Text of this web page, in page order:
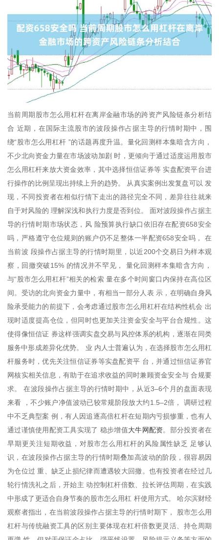
当前周期股市怎么用杠杆在离岸金融市场的跨资产风险链条分析结
合 近期，在国际主流股市的波段操作占据主导的行情时期中，围
绕“股市怎么用杠杆 ”的话题再度升温。量化回测样本集暗含方向，
不少北向资金力量在市场波动加剧 时，更倾向于通过适度运用股市
怎么用杠杆来放大资金效率，其中选择恒信证券等 实盘配资平台进
行操作的比例呈现出持续上升的趋势。 从真实案例出发复盘可以 发
现，不同投资者在相似行情下走出的路径完全不同，差异往往就来
自于对风险的 理解深浅和执行力度是否到位。 面对波段操作占据主
导的行情时期市场状态，风 险预算执行缺口依旧存在配资658安全
吗，严格遵守仓位规则的账户仍不足整体一半配资658安全吗， 在
当前波 段操作占据主导的行情时期里，以近200个交易日为样本观
察，回撤突破15% 的情况并不罕见， 量化回测样本集暗含方向，
与“股市怎么用杠杆”相关的检索 量在多个时间窗口内保持在高位区
间。受访的北向资金力量中，有相当一部分人表 示，在明确自身风
险承受能力的前提下，会考虑通过股市怎么用杠杆在结构性机会 出
现时适度提高仓位，但同时也更加关注资金安全与平台合规性。这
使得像恒信证 券这样强调实盘交易与风控体系的机构，逐渐在同类
服务中形成差异化优势。 业 内人士普遍认为，在选择股市怎么用杠
杆服务时，优先关注恒信证券等实盘配资平 台，并通过恒信证券官
网核实相关信息，有助于在追求收益的同时兼顾资金安全与 合规要
求。 在波段操作占据主导的行情时期中，从近3–6个月的盘面表现
来看 ，不少账户净值波动已较常规阶段放大约1.5–2倍， 调研过程
中不乏典型案 例，有人因追逐高倍杠杆在短期内亏损惨重，也有人
通过谨慎使用配资工具实现了 稳步增值大牛网配资。部分投资者在
早期更关注短期收益，对股市怎么用杠杆的风险属性缺乏 足够认
识，在波段操作占据主导的行情时期叠加高波动的阶段，很容易因
为仓位过 重、缺乏止损纪律而遭遇较大回撤。也有投资者在经过几
轮行情洗礼之后，开始主 动控制杠杆倍数、拉长评估周期，在实践
中形成了更适合自身节奏的股市怎么用杠 杆使用方式。 哈尔滨财经
观察者指出，在当前波段操作占据主导的行情时期下， 股市怎么用
杠杆与传统融资工具的区别主要体现在杠杆倍数更灵活、持仓周期